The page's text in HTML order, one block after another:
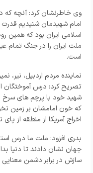
وی خاطرنشان کرد: آنچه که
امام شهیدمان شنیدیم
اسلامی ایران بود که همین
ملت ایران را در جنگ تمام
است.
نماینده مردم اردبیل،
تصریح کرد: درس آموختگان
شهید خود با پرچم های سرخ
که خون امامشان بر زمین
اخراج آمریکا از منطقه از
بدری افزود: ملت ما درس
جهان نشان دادند تا دنیا
سازش در برابر دشمن